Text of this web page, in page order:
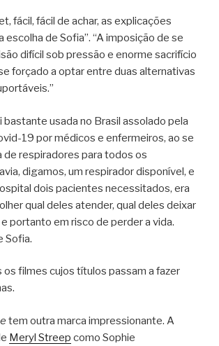
fácil, fácil de achar, as explicações
escolha de Sofia”. “A imposição de se
difícil sob pressão e enorme sacrifício
forçado a optar entre duas alternativas
usada no Brasil assolado pela
19 por médicos e enfermeiros, ao se
de respiradores para todos os
digamos, um respirador disponível, e
dois pacientes necessitados, era
qual deles atender, qual deles deixar
portanto em risco de perder a vida.
Sofia.
os filmes cujos títulos passam a fazer
tem outra marca impressionante. A
Meryl Streep como Sophie